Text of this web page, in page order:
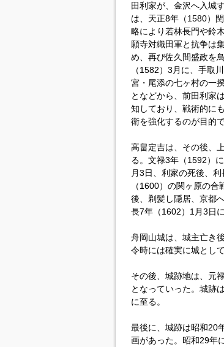
田利家が、金沢へ入城
は、天正8年（1580）
略により若林長門や鈴
願寺対織田軍と抗争は
め、再び佐久間盛政を
（1582）3月に、手取
宮・尾添の七ヶ村の一
となどから、前田利家は
知しており、戦術的に
衛を強化するのが目的
高畠定吉は、その後、
る。文禄3年（1592）
月3日、利家の死後、
（1600）の関ヶ原の合
後、剃髪し隠居、京都
長7年（1602）1月3日
舟岡山城は、城主亡き
令時には確実に城とし
その後、城跡地は、元
となっていった。城跡
に至る。
最後に、城跡は昭和20
画があった。昭和29年